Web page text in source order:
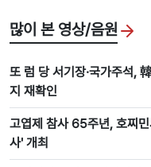
많이 본 영상/음원
또 럼 당 서기장·국가주석,
지 재확인
고엽제 참사 65주년, 호찌
사' 개최